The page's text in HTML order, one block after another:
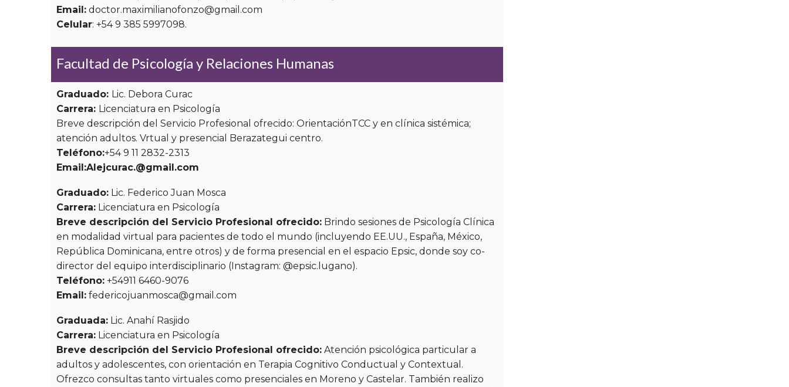
Email: doctor.maximilianofonzo@gmail.com
Celular: +54 9 385 5997098.
Facultad de Psicología y Relaciones Humanas
Graduado: Lic. Debora Curac
Carrera: Licenciatura en Psicología
Breve descripción del Servicio Profesional ofrecido: OrientaciónTCC y en clínica sistémica;
atención adultos. Vrtual y presencial Berazategui centro.
Teléfono:+54 9 11 2832-2313
Email:Alejcurac.@gmail.com
Graduado:Lic. Federico Juan Mosca
Carrera:Licenciatura en Psicología
Breve descripción del Servicio Profesional ofrecido:Brindo sesiones de Psicología Clínica
en modalidad virtual para pacientes de todo el mundo (incluyendo EE.UU., España, México,
República Dominicana, entre otros) y de forma presencial en el espacio Epsic, donde soy co-
director del equipo interdisciplinario (Instagram: @epsic.lugano).
Teléfono:+54911 6460-9076
Email: federicojuanmosca@gmail.com
Graduada:Lic. Anahí Rasjido
Carrera:Licenciatura en Psicología
Breve descripción del Servicio Profesional ofrecido:Atención psicológica particular a
adultos y adolescentes, con orientación en Terapia Cognitivo Conductual y Contextual.
Ofrezco consultas tanto virtuales como presenciales en Moreno y Castelar. También realizo